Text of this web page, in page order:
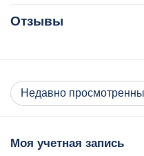
Отзывы
Недавно
Моя учетная запись